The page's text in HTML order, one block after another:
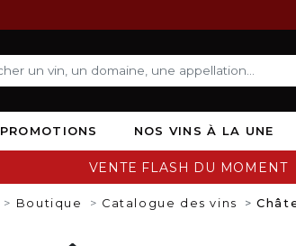
PROMOTIONS NOS VINS À LA UNE
VENTE FLASH DU MOMENT
Boutique Catalogue des vins